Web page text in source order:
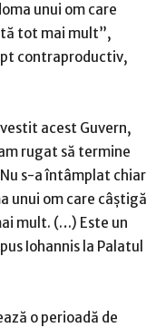
unui om care
tot mai mult”,
contraproductiv,
acest Guvern,
rugat să termine
s-a întâmplat chiar
unui om care câștigă
mult. (…) Este un
Iohannis la Palatul
o perioadă de